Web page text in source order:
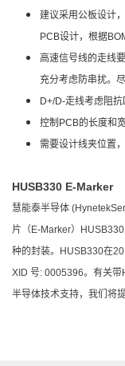
建议采用公板设计
PCB设计，根据
高速信号线的走线
充分考虑防串扰。
D+/D-走线考虑阻抗
控制PCB的长度和宽
需要设计线夹位置
HUSB330 E-Marker
慧能泰半导体
片（E-Marker）
种的封装。HUSB330在
XID 号: 0005396。有关带
半导体技术支持，我们将